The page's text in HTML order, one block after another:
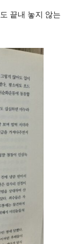
끝내 놓지 않는